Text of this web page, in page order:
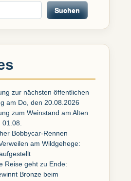
Suchen
zur nächsten öffentlichen
am Do, den 20.08.2026
zum Weinstand am Alten
Bobbycar-Rennen
am Wildgehege:
Reise geht zu Ende:
Bronze beim